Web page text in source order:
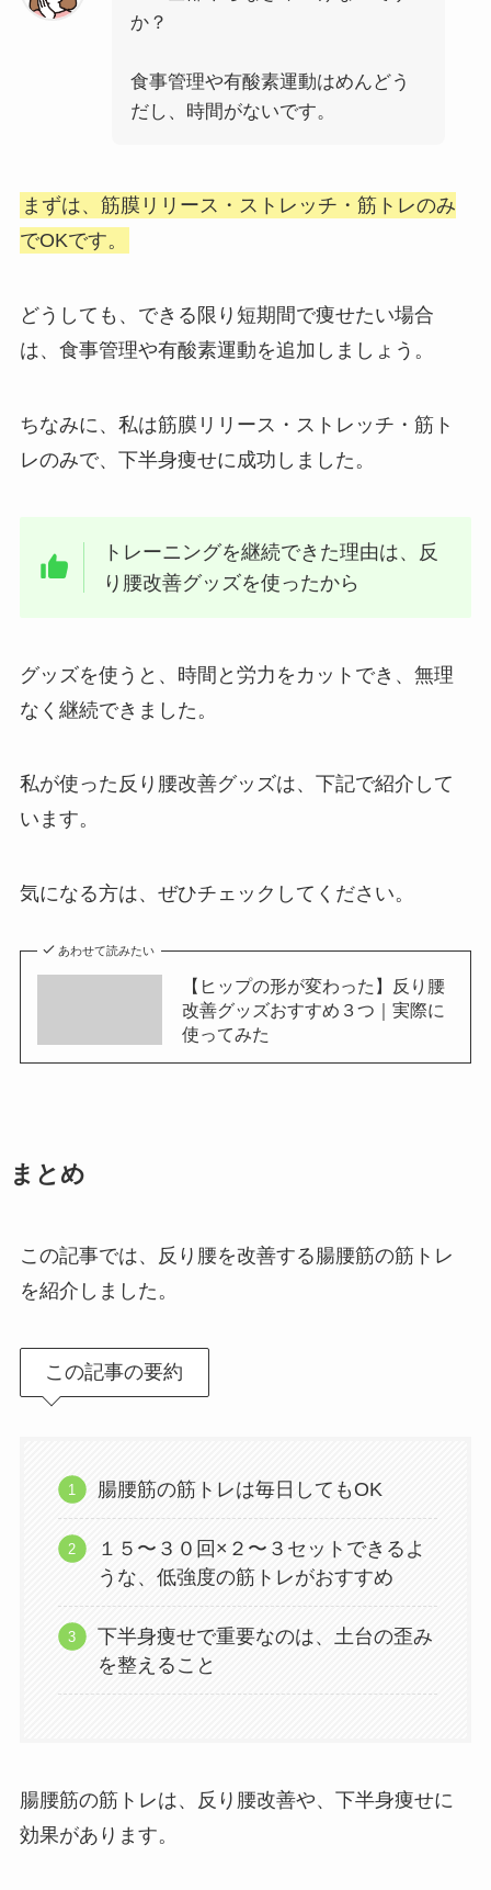
か？
食事管理や有酸素運動はめんどう
だし、時間がないです。
まずは、筋膜リリース・ストレッチ・筋トレのみ
でOKです。
どうしても、できる限り短期間で痩せたい場合
は、食事管理や有酸素運動を追加しましょう。
ちなみに、私は筋膜リリース・ストレッチ・筋ト
レのみで、下半身痩せに成功しました。
トレーニングを継続できた理由は、反
り腰改善グッズを使ったから
グッズを使うと、時間と労力をカットでき、無理
なく継続できました。
私が使った反り腰改善グッズは、下記で紹介して
います。
気になる方は、ぜひチェックしてください。
あわせて読みたい
【ヒップの形が変わった】反り腰
改善グッズおすすめ３つ｜実際に
使ってみた
まとめ
この記事では、反り腰を改善する腸腰筋の筋トレ
を紹介しました。
この記事の要約
腸腰筋の筋トレは毎日してもOK
１５〜３０回×２〜３セットできるよ
うな、低強度の筋トレがおすすめ
下半身痩せで重要なのは、土台の歪み
を整えること
腸腰筋の筋トレは、反り腰改善や、下半身痩せに
効果があります。